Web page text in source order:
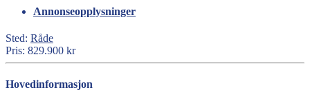
Annonseopplysninger
Sted: Råde
Pris: 829.900 kr
Hovedinformasjon